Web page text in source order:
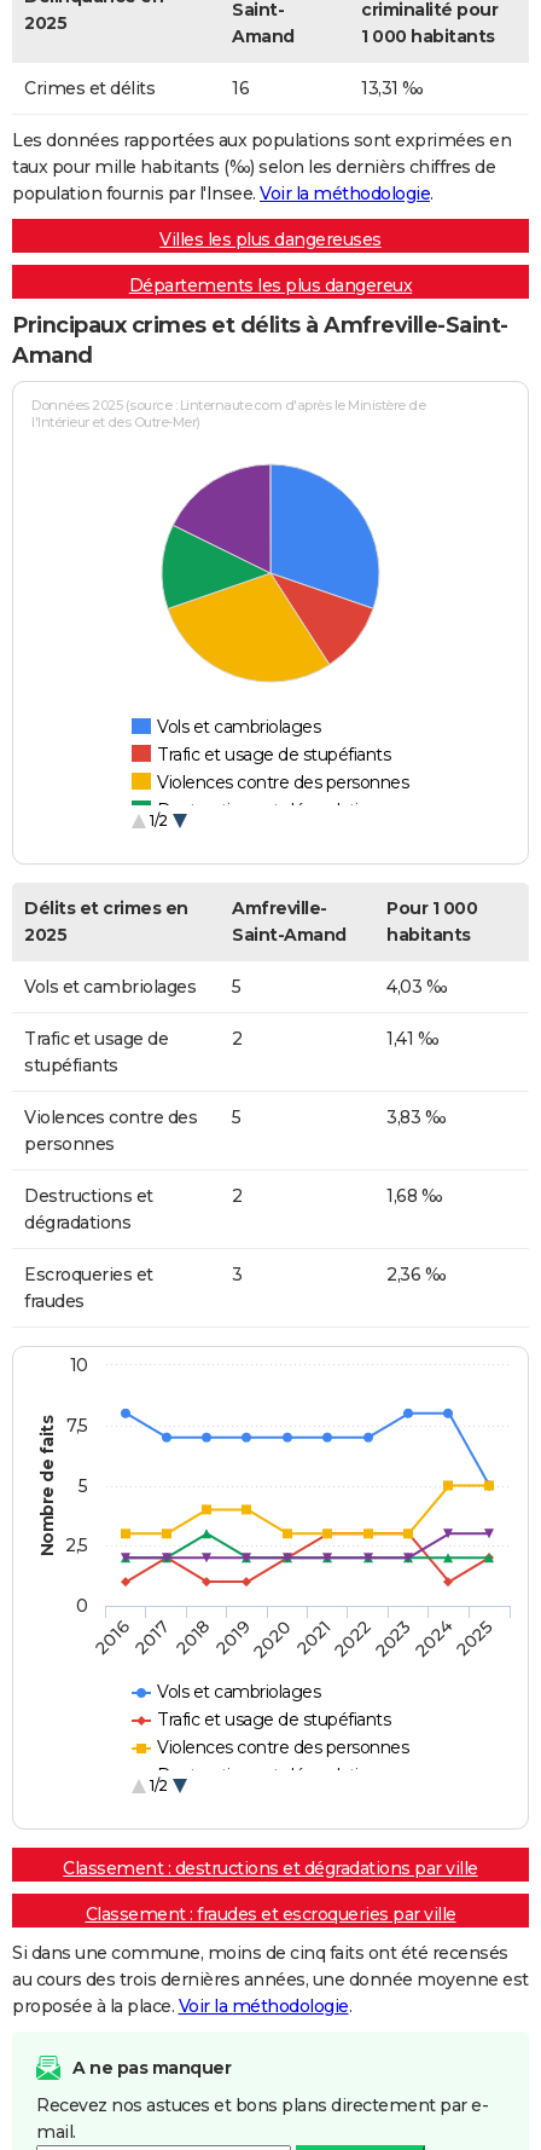
2025
Saint-
Amand
criminalité pour
1 000 habitants
Crimes et délits 16 13,31 ‰
Les données rapportées aux populations sont exprimées en
taux pour mille habitants (‰) selon les dernièrs chiffres de
population fournis par l'Insee. Voir la méthodologie.
Villes les plus dangereuses
Départements les plus dangereux
Principaux crimes et délits à Amfreville-Saint-
Amand
Données 2025 (source : Linternaute.com d'après le Ministère de
l'Intérieur et des Outre-Mer)
Vols et cambriolages
Trafic et usage de stupéfiants
Violences contre des personnes
Destructions et dégradations
1/2
Délits et crimes en
2025
Amfreville-
Saint-Amand
Pour 1 000
habitants
Vols et cambriolages 5 4,03 ‰
Trafic et usage de
stupéfiants
2 1,41 ‰
Violences contre des
personnes
5 3,83 ‰
Destructions et
dégradations
2 1,68 ‰
Escroqueries et
fraudes
3 2,36 ‰
Nombre de faits
Vols et cambriolages
Trafic et usage de stupéfiants
Violences contre des personnes
Destructions et dégradations
1/2
20162017 20182019202020212022202320242025
0
2,5
5
7,5
10
Classement : destructions et dégradations par ville
Classement : fraudes et escroqueries par ville
Si dans une commune, moins de cinq faits ont été recensés
au cours des trois dernières années, une donnée moyenne est
proposée à la place. Voir la méthodologie.
A ne pas manquer
Recevez nos astuces et bons plans directement par e-
mail.